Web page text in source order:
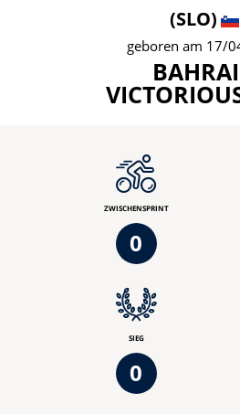
(SLO)
geboren am 17/
ZWISCHENSPRINT
0
SIEG
0